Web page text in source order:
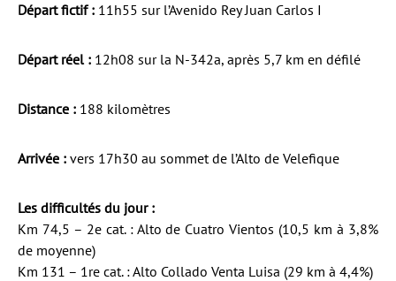
Départ fictif : 11h55 sur l’Avenido Rey Juan Carlos I
Départ réel : 12h08 sur la N-342a, après 5,7 km en défilé
Distance : 188 kilomètres
Arrivée : vers 17h30 au sommet de l’Alto de Velefique
Les difficultés du jour :
Km 74,5 – 2e cat. : Alto de Cuatro Vientos (10,5 km à 3,8%
de moyenne)
Km 131 – 1re cat. : Alto Collado Venta Luisa (29 km à 4,4%)